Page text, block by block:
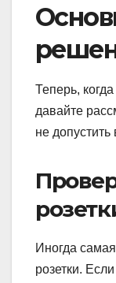
Теперь,
давайте
не
Иногда
розетки.